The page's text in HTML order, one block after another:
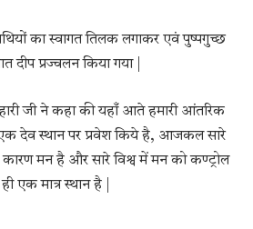
का स्वागत तिलक लगाकर एवं पुष्पगुच्छ
दीप प्रज्वलन किया गया |
जी ने कहा की यहाँ आते हमारी आंतरिक
देव स्थान पर प्रवेश किये है, आजकल सारे
कारण मन है और सारे विश्व में मन को कण्ट्रोल
एक मात्र स्थान है |